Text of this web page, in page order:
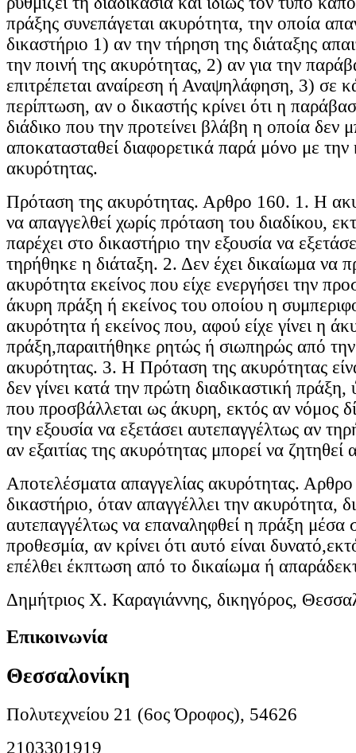
πράξης συνεπάγεται ακυρότητα, την οποία
δικαστήριο 1) αν την τήρηση της διάταξης
την ποινή της ακυρότητας, 2) αν για την
επιτρέπεται αναίρεση ή Αναψηλάφηση, 3) σε
περίπτωση, αν ο δικαστής κρίνει ότι η
διάδικο που την προτείνει βλάβη η οποία δεν
αποκατασταθεί διαφορετικά παρά μόνο με την
ακυρότητας.
Πρόταση της ακυρότητας. Αρθρο 160. 1. Η
να απαγγελθεί χωρίς πρόταση του διαδίκου,
παρέχει στο δικαστήριο την εξουσία να
τηρήθηκε η διάταξη. 2. Δεν έχει δικαίωμα να
ακυρότητα εκείνος που είχε ενεργήσει την
άκυρη πράξη ή εκείνος του οποίου η
ακυρότητα ή εκείνος που, αφού είχε γίνει η
πράξη,παραιτήθηκε ρητώς ή σιωπηρώς από
ακυρότητας. 3. Η Πρόταση της ακυρότητας
δεν γίνει κατά την πρώτη διαδικαστική πράξη,
που προσβάλλεται ως άκυρη, εκτός αν νόμος
την εξουσία να εξετάσει αυτεπαγγέλτως αν
αν εξαιτίας της ακυρότητας μπορεί να ζητηθεί
Αποτελέσματα απαγγελίας ακυρότητας.
δικαστήριο, όταν απαγγέλλει την ακυρότητα,
αυτεπαγγέλτως να επαναληφθεί η πράξη μέσα
προθεσμία, αν κρίνει ότι αυτό είναι
επέλθει έκπτωση από το δικαίωμα ή
Δημήτριος Χ. Καραγιάννης, δικηγόρος,
Επικοινωνία
Θεσσαλονίκη
Πολυτεχνείου 21 (6ος Όροφος), 54626
2103301919